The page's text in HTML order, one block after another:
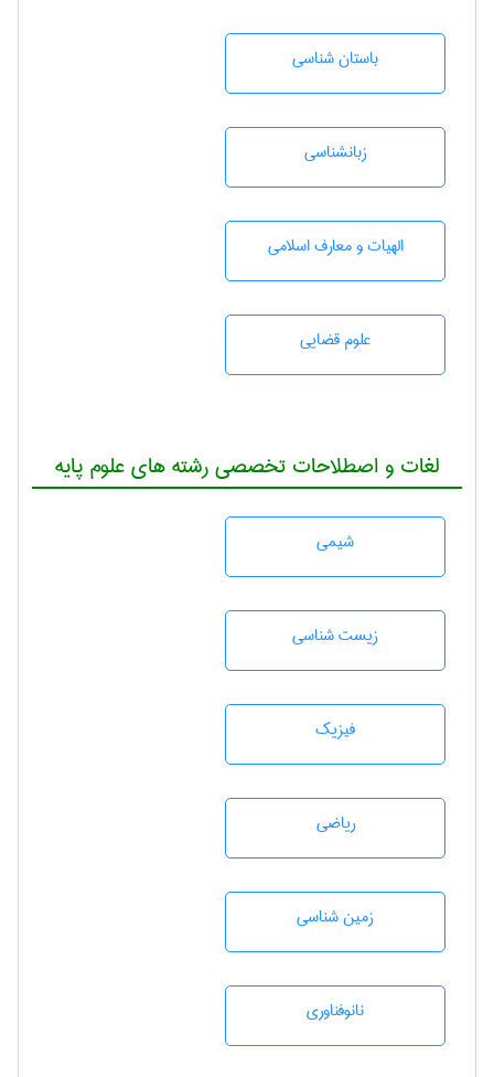
باستان شناسی
زبانشناسی
الهیات و معارف اسلامی
علوم قضایی
لغات و اصطلاحات تخصصی رشته های علوم پایه
شيمی
زيست شناسی
فیزیک
رياضی
زمين شناسی
نانوفناوری